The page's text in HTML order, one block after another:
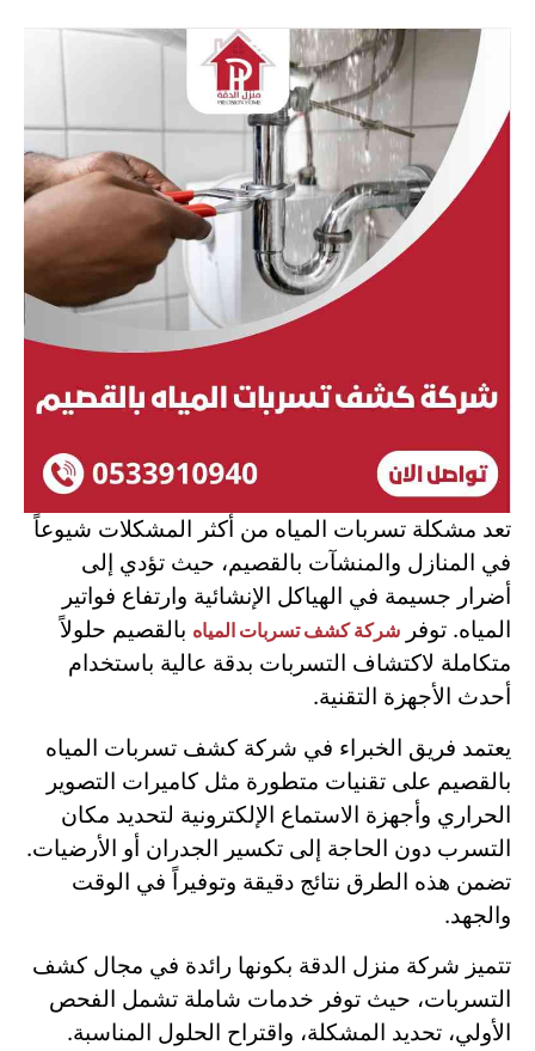
تعد مشكلة تسربات المياه من أكثر المشكلات شيوعاً
في المنازل والمنشآت بالقصيم، حيث تؤدي إلى
أضرار جسيمة في الهياكل الإنشائية وارتفاع فواتير
المياه. توفر شركة كشف تسربات المياه بالقصيم حلولاً
متكاملة لاكتشاف التسربات بدقة عالية باستخدام
أحدث الأجهزة التقنية.
يعتمد فريق الخبراء في شركة كشف تسربات المياه
بالقصيم على تقنيات متطورة مثل كاميرات التصوير
الحراري وأجهزة الاستماع الإلكترونية لتحديد مكان
التسرب دون الحاجة إلى تكسير الجدران أو الأرضيات.
تضمن هذه الطرق نتائج دقيقة وتوفيراً في الوقت
والجهد.
تتميز شركة منزل الدقة بكونها رائدة في مجال كشف
التسربات، حيث توفر خدمات شاملة تشمل الفحص
الأولي، تحديد المشكلة، واقتراح الحلول المناسبة.